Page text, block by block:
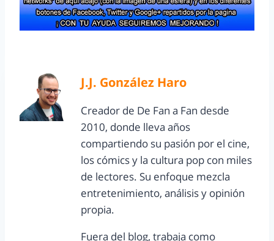
J.J. González Haro
Creador de De Fan a Fan desde
2010, donde lleva años
compartiendo su pasión por el cine,
los cómics y la cultura pop con miles
de lectores. Su enfoque mezcla
entretenimiento, análisis y opinión
propia.
Fuera del blog, trabaja como